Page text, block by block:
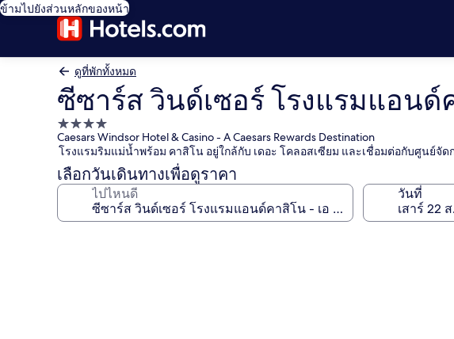
ข้ามไปยังส่วนหลักของหน้า
ดูที่พักทั้งหมด
ซีซาร์ส วินด์เซอร์ โรงแรมแอนด์
ที่พัก
4.0
ดาว
Caesars Windsor Hotel & Casino - A Caesars Rewards Destination
โรงแรมริมแม่น้ำพร้อม คาสิโน อยู่ใกล้กับ เดอะ โคลอสเซียม และเชื่อมต่อกับศูนย์จัด
เลือกวันเดินทางเพื่อดูราคา
ไปไหนดี วันที่